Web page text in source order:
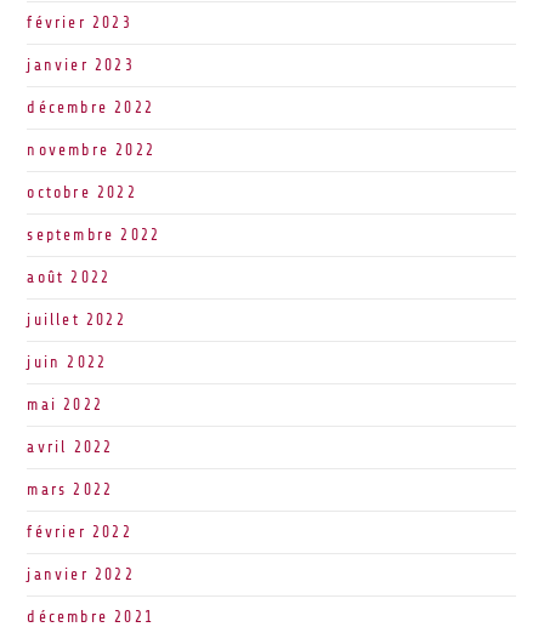
février 2023
janvier 2023
décembre 2022
novembre 2022
octobre 2022
septembre 2022
août 2022
juillet 2022
juin 2022
mai 2022
avril 2022
mars 2022
février 2022
janvier 2022
décembre 2021